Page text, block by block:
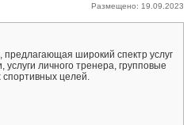
Размещено: 19.09.2023
предлагающая широкий спектр услуг
личного тренера, групповые
целей.